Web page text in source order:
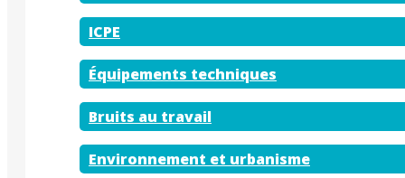
ICPE
Équipements techniques
Bruits au travail
Environnement et urbanisme